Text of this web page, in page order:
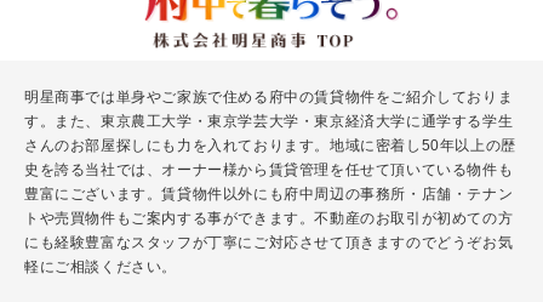
明星商事では単身やご家族で住める府中の賃貸物件をご紹介しておりま
す。また、東京農工大学・東京学芸大学・東京経済大学に通学する学生
さんのお部屋探しにも力を入れております。地域に密着し50年以上の歴
史を誇る当社では、オーナー様から賃貸管理を任せて頂いている物件も
豊富にございます。賃貸物件以外にも府中周辺の事務所・店舗・テナン
トや売買物件もご案内する事ができます。不動産のお取引が初めての方
にも経験豊富なスタッフが丁寧にご対応させて頂きますのでどうぞお気
軽にご相談ください。